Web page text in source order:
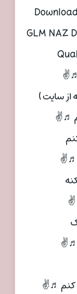
GLM NAZ
♬✌
از سایت )
♬✌
♬✌
♬✌
کنم ♬✌